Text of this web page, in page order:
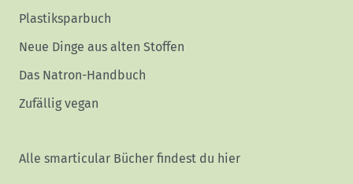
Plastiksparbuch
Neue Dinge aus alten Stoffen
Das Natron-Handbuch
Zufällig vegan
Alle smarticular Bücher findest du hier